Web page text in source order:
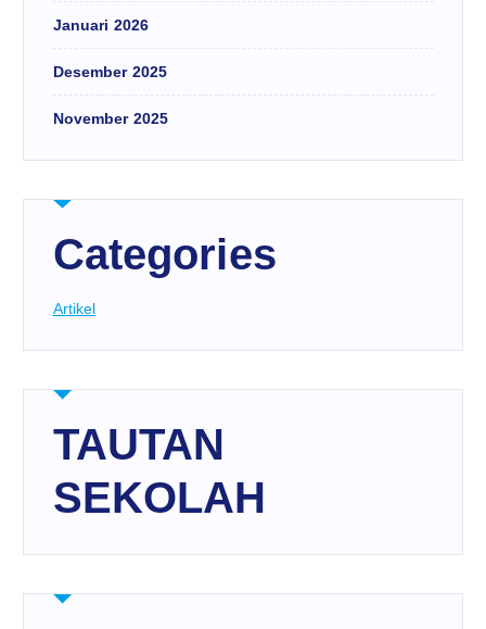
Januari 2026
Desember 2025
November 2025
Categories
Artikel
TAUTAN
SEKOLAH